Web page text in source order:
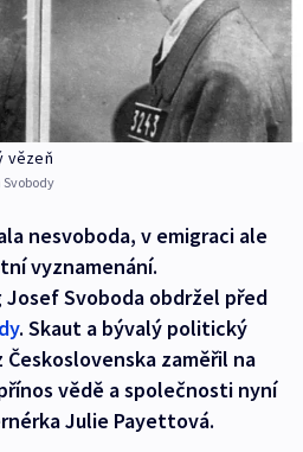
vězeň
nesvoboda, v emigraci ale
vyznamenání.
Svoboda obdržel před
. Skaut a bývalý politický
zaměřil na
vědě a společnosti nyní
Julie Payettová.